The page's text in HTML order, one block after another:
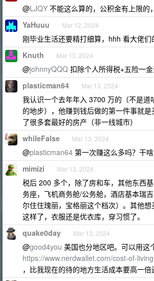
@LJQY 不能这么算的，公积金有上限的
YaHuuu Mar 12, 2024
刚毕业生活还要精打细算，hhh 看大佬们
Knuth Mar 13, 2024
@johnnyQQQ 扣除个人所得税+五险一
plasticman64 Mar 13, 2024
我认识一个去年年入 3700 万的（不是道
的地步），他赚到钱后做的第一件事就
了很多套最好的房产（非一线城市）
whileFalse Mar 13, 2024
@plasticman64 第一次赚这么多吗？干
mimizi Mar 13, 2024
税后 200 多个，除了房和车，其他东西
务座，飞机商务舱/公务舱，酒店基本瑞
尔住住瑰丽，宝格丽这个档次）。其他
这样了，衣服还是优衣库，穿习惯了。
quake0day Mar 13, 2024
@good4you 美国也分地区吧。可以用这
https://www.nerdwallet.com/cost-of-
，比我现在的待的地方生活成本要高一倍